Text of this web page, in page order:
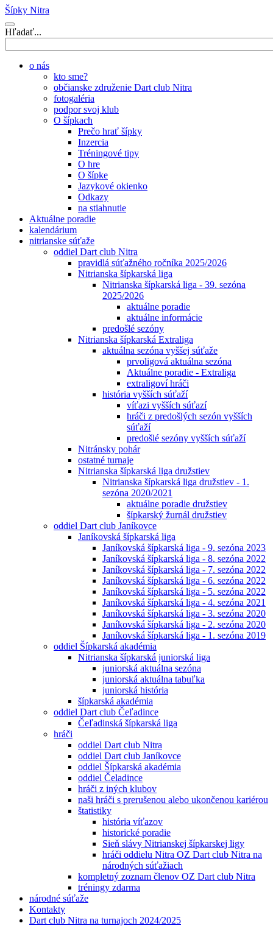
Šípky Nitra
Hľadať...
o nás
kto sme?
občianske združenie Dart club Nitra
fotogaléria
podpor svoj klub
O šípkach
Prečo hrať šípky
Inzercia
Tréningové tipy
O hre
O šípke
Jazykové okienko
Odkazy
na stiahnutie
Aktuálne poradie
kalendárium
nitrianske súťaže
oddiel Dart club Nitra
pravidlá súťažného ročníka 2025/2026
Nitrianska šípkarská liga
Nitrianska šípkarská liga - 39. sezóna
2025/2026
aktuálne poradie
aktuálne informácie
predošlé sezóny
Nitrianska šípkarská Extraliga
aktuálna sezóna vyššej súťaže
prvoligová aktuálna sezóna
Aktuálne poradie - Extraliga
extraligoví hráči
história vyšších súťaží
víťazi vyšších súťazí
hráči z predošlých sezón vyšších
súťaží
predošlé sezóny vyšších súťaží
Nitránsky pohár
ostatné turnaje
Nitrianska šípkarská liga družstiev
Nitrianska šípkarská liga družstiev - 1.
sezóna 2020/2021
aktuálne poradie družstiev
šípkarský žurnál družstiev
oddiel Dart club Janíkovce
Janíkovská šípkarská liga
Janíkovská šípkarská liga - 9. sezóna 2023
Janíkovská šípkarská liga - 8. sezóna 2022
Janíkovská šípkarská liga - 7. sezóna 2022
Janíkovská šípkarská liga - 6. sezóna 2022
Janíkovská šípkarská liga - 5. sezóna 2022
Janíkovská šípkarská liga - 4. sezóna 2021
Janíkovská šípkarská liga - 3. sezóna 2020
Janíkovská šípkarská liga - 2. sezóna 2020
Janíkovská šípkarská liga - 1. sezóna 2019
oddiel Šípkarská akadémia
Nitrianska šípkarská juniorská liga
juniorská aktuálna sezóna
juniorská aktuálna tabuľka
juniorská história
šípkarská akadémia
oddiel Dart club Čeľadince
Čeľadinská šípkarská liga
hráči
oddiel Dart club Nitra
oddiel Dart club Janíkovce
oddiel Šípkarská akadémia
oddiel Čeladince
hráči z iných klubov
naši hráči s prerušenou alebo ukončenou kariérou
štatistiky
história víťazov
historické poradie
Sieň slávy Nitrianskej šípkarskej ligy
hráči oddielu Nitra OZ Dart club Nitra na
národných súťažiach
kompletný zoznam členov OZ Dart club Nitra
tréningy zdarma
národné súťaže
Kontakty
Dart club Nitra na turnajoch 2024/2025